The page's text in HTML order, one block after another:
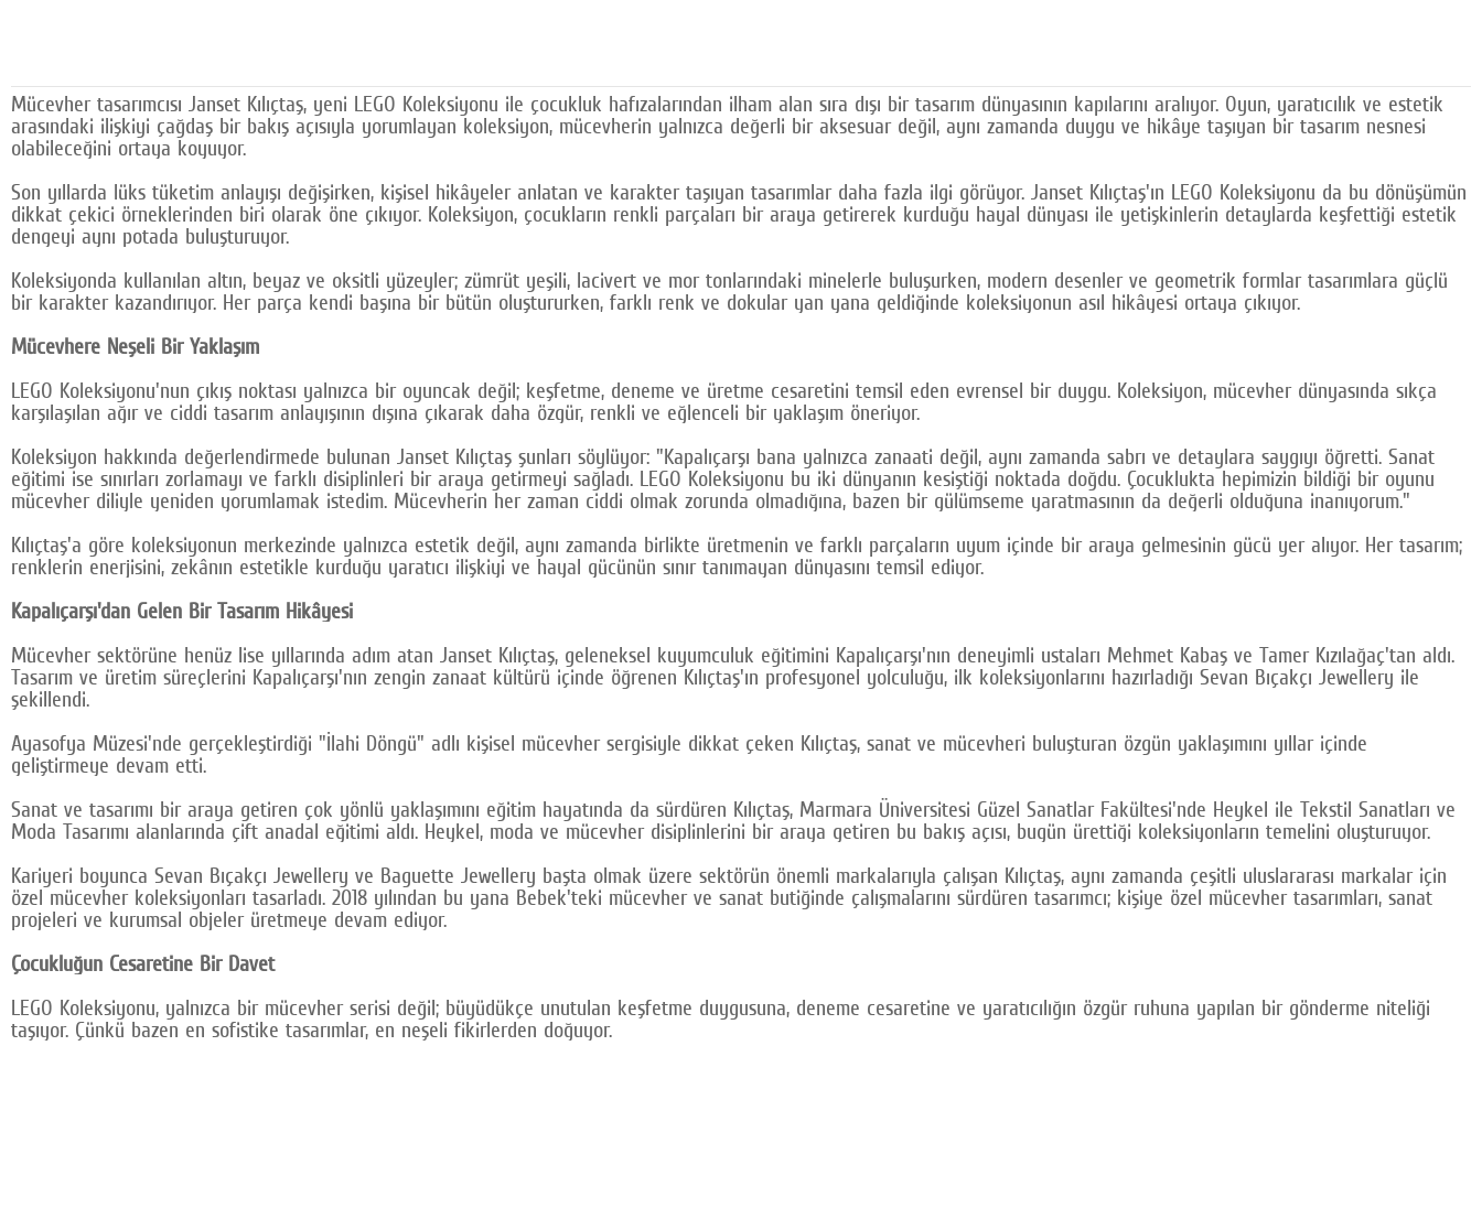
Mücevher tasarımcısı Janset Kılıçtaş, yeni LEGO Koleksiyonu ile çocukluk hafızalarından ilham alan sıra dışı bir tasarım dünyasının kapılarını aralıyor. Oyun, yaratıcılık ve estetik
arasındaki ilişkiyi çağdaş bir bakış açısıyla yorumlayan koleksiyon, mücevherin yalnızca değerli bir aksesuar değil, aynı zamanda duygu ve hikâye taşıyan bir tasarım nesnesi
olabileceğini ortaya koyuyor.
Son yıllarda lüks tüketim anlayışı değişirken, kişisel hikâyeler anlatan ve karakter taşıyan tasarımlar daha fazla ilgi görüyor. Janset Kılıçtaş'ın LEGO Koleksiyonu da bu dönüşümün
dikkat çekici örneklerinden biri olarak öne çıkıyor. Koleksiyon, çocukların renkli parçaları bir araya getirerek kurduğu hayal dünyası ile yetişkinlerin detaylarda keşfettiği estetik
dengeyi aynı potada buluşturuyor.
Koleksiyonda kullanılan altın, beyaz ve oksitli yüzeyler; zümrüt yeşili, lacivert ve mor tonlarındaki minelerle buluşurken, modern desenler ve geometrik formlar tasarımlara güçlü
bir karakter kazandırıyor. Her parça kendi başına bir bütün oluştururken, farklı renk ve dokular yan yana geldiğinde koleksiyonun asıl hikâyesi ortaya çıkıyor.
Mücevhere Neşeli Bir Yaklaşım
LEGO Koleksiyonu'nun çıkış noktası yalnızca bir oyuncak değil; keşfetme, deneme ve üretme cesaretini temsil eden evrensel bir duygu. Koleksiyon, mücevher dünyasında sıkça
karşılaşılan ağır ve ciddi tasarım anlayışının dışına çıkarak daha özgür, renkli ve eğlenceli bir yaklaşım öneriyor.
Koleksiyon hakkında değerlendirmede bulunan Janset Kılıçtaş şunları söylüyor: "Kapalıçarşı bana yalnızca zanaati değil, aynı zamanda sabrı ve detaylara saygıyı öğretti. Sanat
eğitimi ise sınırları zorlamayı ve farklı disiplinleri bir araya getirmeyi sağladı. LEGO Koleksiyonu bu iki dünyanın kesiştiği noktada doğdu. Çocuklukta hepimizin bildiği bir oyunu
mücevher diliyle yeniden yorumlamak istedim. Mücevherin her zaman ciddi olmak zorunda olmadığına, bazen bir gülümseme yaratmasının da değerli olduğuna inanıyorum."
Kılıçtaş'a göre koleksiyonun merkezinde yalnızca estetik değil, aynı zamanda birlikte üretmenin ve farklı parçaların uyum içinde bir araya gelmesinin gücü yer alıyor. Her tasarım;
renklerin enerjisini, zekânın estetikle kurduğu yaratıcı ilişkiyi ve hayal gücünün sınır tanımayan dünyasını temsil ediyor.
Kapalıçarşı'dan Gelen Bir Tasarım Hikâyesi
Mücevher sektörüne henüz lise yıllarında adım atan Janset Kılıçtaş, geleneksel kuyumculuk eğitimini Kapalıçarşı'nın deneyimli ustaları Mehmet Kabaş ve Tamer Kızılağaç'tan aldı.
Tasarım ve üretim süreçlerini Kapalıçarşı'nın zengin zanaat kültürü içinde öğrenen Kılıçtaş'ın profesyonel yolculuğu, ilk koleksiyonlarını hazırladığı Sevan Bıçakçı Jewellery ile
şekillendi.
Ayasofya Müzesi'nde gerçekleştirdiği "İlahi Döngü" adlı kişisel mücevher sergisiyle dikkat çeken Kılıçtaş, sanat ve mücevheri buluşturan özgün yaklaşımını yıllar içinde
geliştirmeye devam etti.
Sanat ve tasarımı bir araya getiren çok yönlü yaklaşımını eğitim hayatında da sürdüren Kılıçtaş, Marmara Üniversitesi Güzel Sanatlar Fakültesi'nde Heykel ile Tekstil Sanatları ve
Moda Tasarımı alanlarında çift anadal eğitimi aldı. Heykel, moda ve mücevher disiplinlerini bir araya getiren bu bakış açısı, bugün ürettiği koleksiyonların temelini oluşturuyor.
Kariyeri boyunca Sevan Bıçakçı Jewellery ve Baguette Jewellery başta olmak üzere sektörün önemli markalarıyla çalışan Kılıçtaş, aynı zamanda çeşitli uluslararası markalar için
özel mücevher koleksiyonları tasarladı. 2018 yılından bu yana Bebek'teki mücevher ve sanat butiğinde çalışmalarını sürdüren tasarımcı; kişiye özel mücevher tasarımları, sanat
projeleri ve kurumsal objeler üretmeye devam ediyor.
Çocukluğun Cesaretine Bir Davet
LEGO Koleksiyonu, yalnızca bir mücevher serisi değil; büyüdükçe unutulan keşfetme duygusuna, deneme cesaretine ve yaratıcılığın özgür ruhuna yapılan bir gönderme niteliği
taşıyor. Çünkü bazen en sofistike tasarımlar, en neşeli fikirlerden doğuyor.